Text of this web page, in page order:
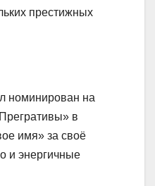
престижных
номинирован на
в
имя» за своё
и энергичные